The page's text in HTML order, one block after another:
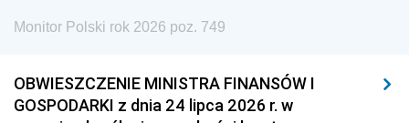
Monitor Polski rok 2026 poz. 749
OBWIESZCZENIE MINISTRA FINANSÓW I
GOSPODARKI z dnia 24 lipca 2026 r. w